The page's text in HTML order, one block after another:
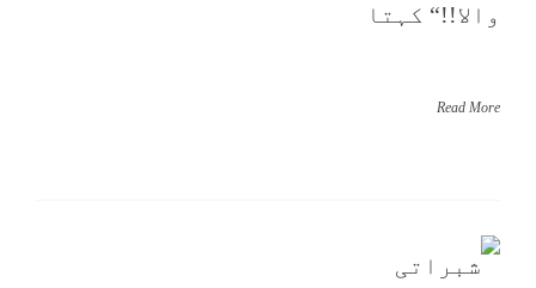
والا!!“ کہتا
Read More